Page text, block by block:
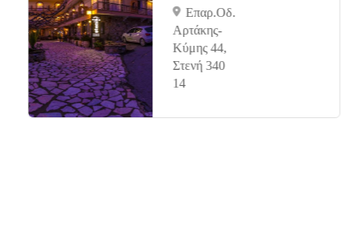
Επαρ.Οδ.
Αρτάκης-
Κύμης 44,
Στενή 340
14